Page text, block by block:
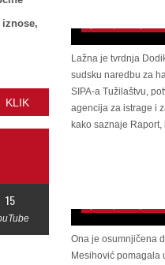
KLIK
15
Lažna je tvrdnja
sudsku naredbu za
SIPA-a Tužilaštvu,
agencija za istrage i
kako saznaje Raport,
Sud odbio
Ona je osumnjičena
Mesihović pomagala